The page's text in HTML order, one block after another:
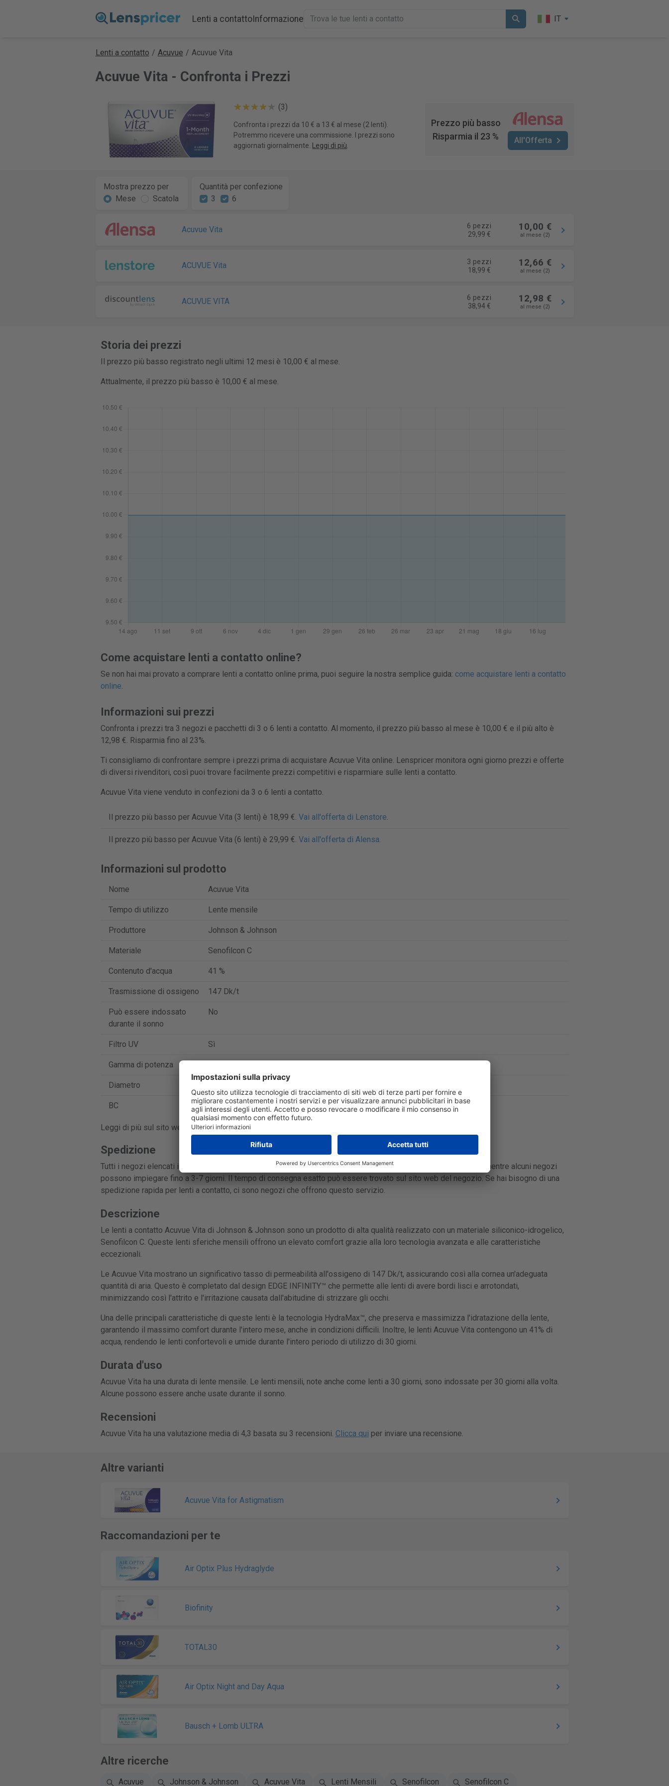
Lenti a contattoInformazione IT
Lenti a contatto / Acuvue / Acuvue Vita
Acuvue Vita - Confronta i Prezzi
(3)
Confronta i prezzi da 10 € a 13 € al mese (2 lenti).
Potremmo ricevere una commissione. I prezzi sono
aggiornati giornalmente. Leggi di più
Prezzo più basso
Risparmia il 23 %
All'Offerta
Mostra prezzo per
Mese
Scatola
Quantità per confezione
3
6
Acuvue Vita
6 pezzi
29,99 €
10,00 €
al mese (2)
ACUVUE Vita
3 pezzi
18,99 €
12,66 €
al mese (2)
ACUVUE VITA
6 pezzi
38,94 €
12,98 €
al mese (2)
Storia dei prezzi
Il prezzo più basso registrato negli ultimi 12 mesi è 10,00 € al mese.
Attualmente, il prezzo più basso è 10,00 € al mese.
Come acquistare lenti a contatto online?
Se non hai mai provato a comprare lenti a contatto online prima, puoi seguire la nostra semplice guida: come acquistare lenti a contatto
online.
Informazioni sui prezzi
Confronta i prezzi tra 3 negozi e pacchetti di 3 o 6 lenti a contatto. Al momento, il prezzo più basso al mese è 10,00 € e il più alto è
12,98 €. Risparmia fino al 23%.
Ti consigliamo di confrontare sempre i prezzi prima di acquistare Acuvue Vita online. Lenspricer monitora ogni giorno prezzi e offerte
di diversi rivenditori, così puoi trovare facilmente prezzi competitivi e risparmiare sulle lenti a contatto.
Acuvue Vita viene venduto in confezioni da 3 o 6 lenti a contatto.
Il prezzo più basso per Acuvue Vita (3 lenti) è 18,99 €. Vai all'offerta di Lenstore.
Il prezzo più basso per Acuvue Vita (6 lenti) è 29,99 €. Vai all'offerta di Alensa.
Informazioni sul prodotto
Nome Acuvue Vita
Tempo di utilizzo Lente mensile
Produttore Johnson & Johnson
Materiale Senofilcon C
Contenuto d'acqua 41 %
Trasmissione di ossigeno 147 Dk/t
Può essere indossato
durante il sonno
No
Filtro UV Sì
Gamma di potenza
Diametro
BC 8.4, 8.8
Leggi di più sul sito web del produttore:https://www.acuvue.com/
Spedizione
Tutti i negozi elencati in questa pagina effettuano consegne a Italia. Il tempo di consegna tipico è di 1-3 giorni, mentre alcuni negozi
possono impiegare fino a 3-7 giorni. Il tempo di consegna esatto può essere trovato sul sito web del negozio. Se hai bisogno di una
spedizione rapida per lenti a contatto, ci sono negozi che offrono questo servizio.
Descrizione
Le lenti a contatto Acuvue Vita di Johnson & Johnson sono un prodotto di alta qualità realizzato con un materiale siliconico-idrogelico,
Senofilcon C. Queste lenti sferiche mensili offrono un elevato comfort grazie alla loro tecnologia avanzata e alle caratteristiche
eccezionali.
Le Acuvue Vita mostrano un significativo tasso di permeabilità all'ossigeno di 147 Dk/t, assicurando così alla cornea un'adeguata
quantità di aria. Questo è completato dal design EDGE INFINITY™ che permette alle lenti di avere bordi lisci e arrotondati,
minimizzando così l'attrito e l'irritazione causata dall'abitudine di strizzare gli occhi.
Una delle principali caratteristiche di queste lenti è la tecnologia HydraMax™, che preserva e massimizza l'idratazione della lente,
garantendo il massimo comfort durante l'intero mese, anche in condizioni difficili. Inoltre, le lenti Acuvue Vita contengono un 41% di
acqua, rendendo le lenti confortevoli e umide durante l'intero periodo di utilizzo di 30 giorni.
Durata d'uso
Acuvue Vita ha una durata di lente mensile. Le lenti mensili, note anche come lenti a 30 giorni, sono indossate per 30 giorni alla volta.
Alcune possono essere anche usate durante il sonno.
Recensioni
Acuvue Vita ha una valutazione media di 4,3 basata su 3 recensioni. Clicca qui per inviare una recensione.
Altre varianti
Acuvue Vita for Astigmatism
Raccomandazioni per te
Air Optix Plus Hydraglyde
Biofinity
TOTAL30
Air Optix Night and Day Aqua
Bausch + Lomb ULTRA
Altre ricerche
Acuvue Johnson & Johnson Acuvue Vita Lenti Mensili Senofilcon Senofilcon C